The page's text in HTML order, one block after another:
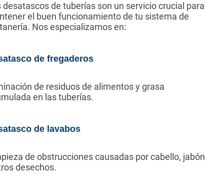
desatascos de tuberías son un servicio crucial para
el buen funcionamiento de tu sistema de
Nos especializamos en:
de fregaderos
de residuos de alimentos y grasa
en las tuberías.
de lavabos
de obstrucciones causadas por cabello, jabón
desechos.